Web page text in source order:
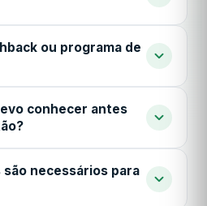
ou programa de
conhecer antes
necessários para